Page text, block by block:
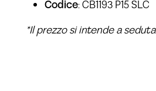
Codice: CB1193 P15 SLC
*Il prezzo si intende a seduta